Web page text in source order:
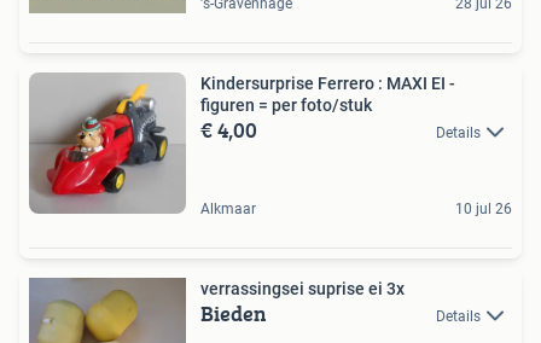
Kindersurprise Ferrero : MAXI EI -
figuren = per foto/stuk
€ 4,00 Details
Alkmaar 10 jul 26
verrassingsei suprise ei 3x
Bieden Details